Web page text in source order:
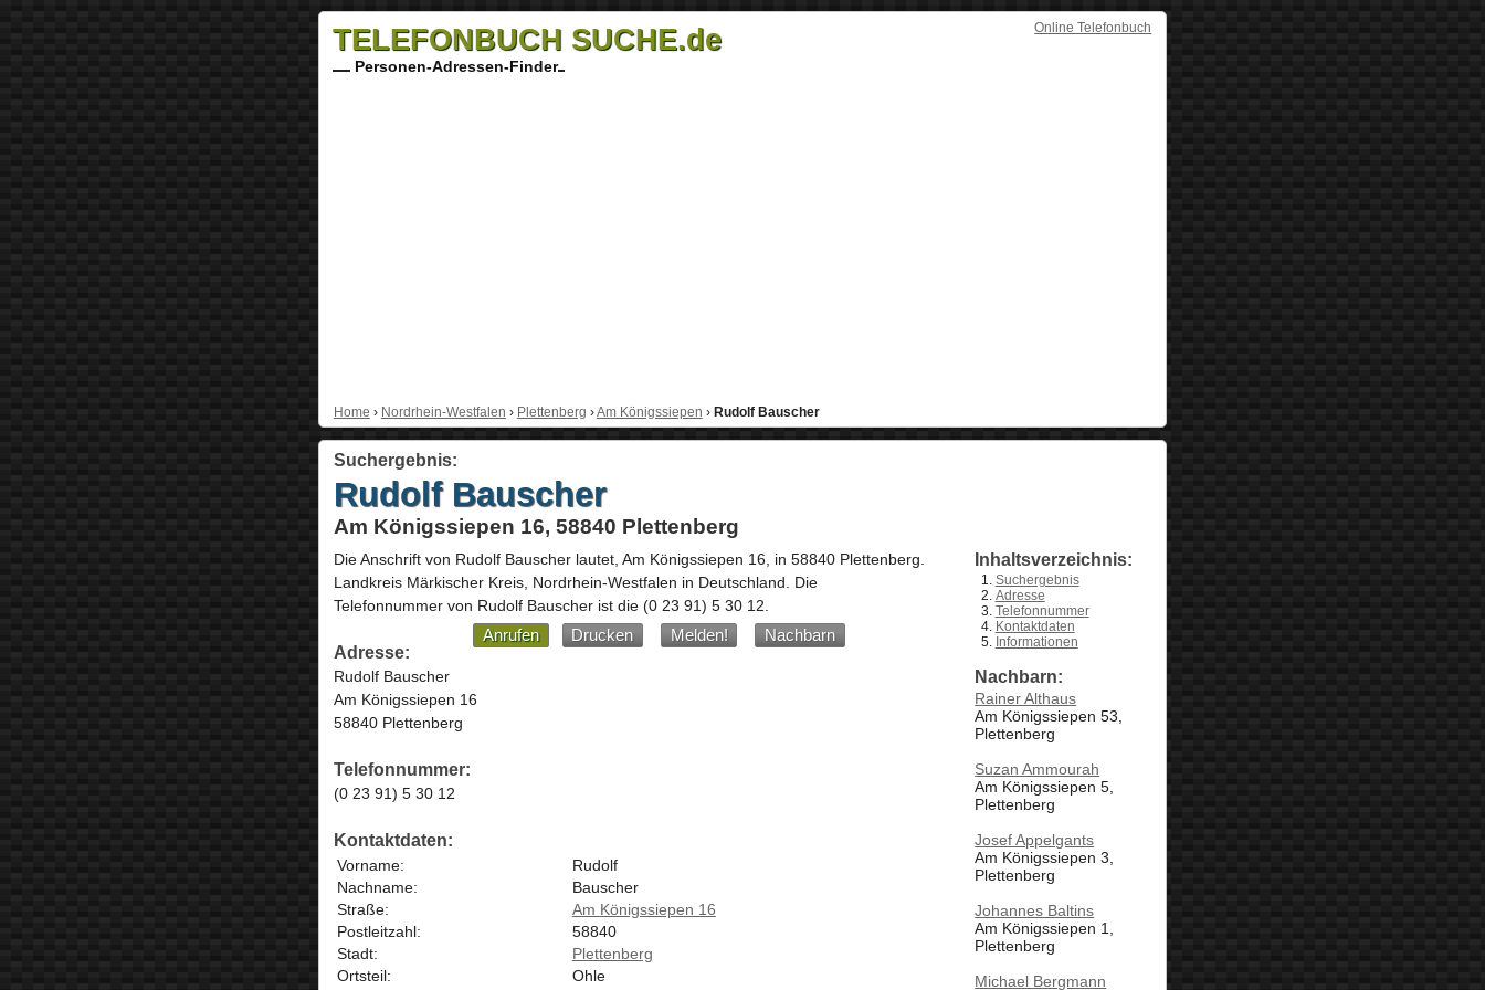
Online Telefonbuch
TELEFONBUCH SUCHE.de
Personen-Adressen-Finder
Home › Nordrhein-Westfalen › Plettenberg ›Am Königssiepen › Rudolf Bauscher
Suchergebnis:
Rudolf Bauscher
Am Königssiepen 16, 58840 Plettenberg
Die Anschrift von Rudolf Bauscherlautet, Am Königssiepen 16 , in 58840 Plettenberg
Landkreis Märkischer Kreis, Nordrhein-Westfalen in Deutschland
Die
Telefonnummer von Rudolf Bauscher ist die (0 23 91) 5 30 12
Anrufen Drucken Melden!
Nachbarn
Adresse:
Rudolf Bauscher
Am Königssiepen 16
58840 Plettenberg
Telefonnummer:
(0 23 91) 5 30 12
Kontaktdaten:
Vorname:
Rudolf
Nachname:
Bauscher
Straße:
Am Königssiepen 16
Postleitzahl:
58840
Stadt:
Plettenberg
Ortsteil:
Ohle
Inhaltsverzeichnis:
Suchergebnis
Adresse
Telefonnummer
Kontaktdaten
Informationen
Nachbarn:
Rainer Althaus
Am Königssiepen 53,
Plettenberg
Suzan Ammourah
Am Königssiepen 5,
Plettenberg
Josef Appelgants
Am Königssiepen 3,
Plettenberg
Johannes Baltins
Am Königssiepen 1,
Plettenberg
Michael Bergmann